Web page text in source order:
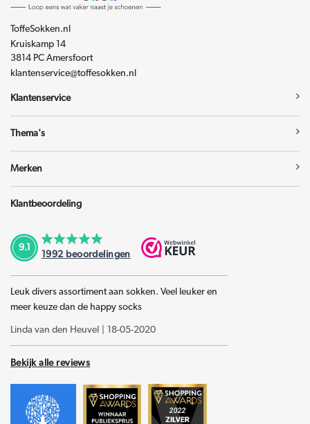
ToffeSokken.nl
Kruiskamp 14
3814 PC Amersfoort
klantenservice@toffesokken.nl
Klantenservice
Thema's
Merken
Klantbeoordeling
9.1
1992beoordelingen
Leuk divers assortiment aan sokken. Veel leuker en
meer keuze dan de happy socks
Linda van den Heuvel 18-05-2020
Bekijk alle reviews